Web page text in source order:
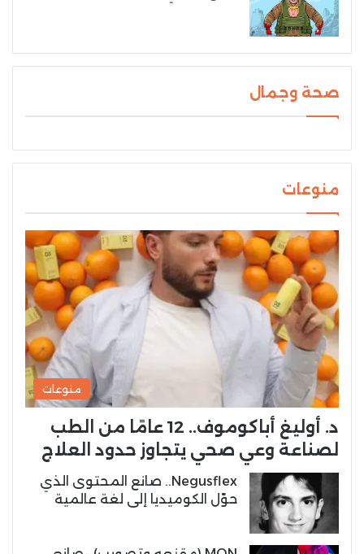
صحة وجمال
منوعات
منوعات
د. أوليغ أباكوموف.. 12 عامًا من الطب
لصناعة وعي صحي يتجاوز حدود العلاج
Negusflex.. صانع المحتوى الذي
حوّل الكوميديا إلى لغة عالمية